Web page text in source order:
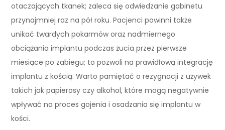
otaczających tkanek; zaleca się odwiedzanie gabinetu
przynajmniej raz na pół roku. Pacjenci powinni także
unikać twardych pokarmów oraz nadmiernego
obciążania implantu podczas żucia przez pierwsze
miesiące po zabiegu; to pozwoli na prawidłową integrację
implantu z kością. Warto pamiętać o rezygnacji z używek
takich jak papierosy czy alkohol, które mogą negatywnie
wpływać na proces gojenia i osadzania się implantu w
kości.